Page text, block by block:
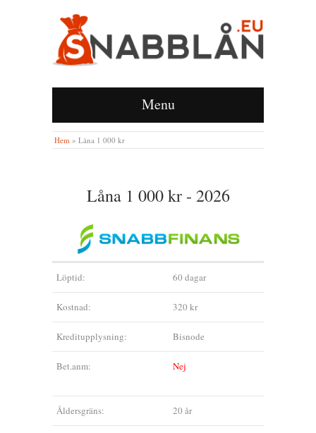
Menu
Hem » Låna 1 000 kr
Låna 1 000 kr - 2026
Löptid: 60 dagar
Kostnad: 320 kr
Kreditupplysning: Bisnode
Bet.anm: Nej
Åldersgräns: 20 år